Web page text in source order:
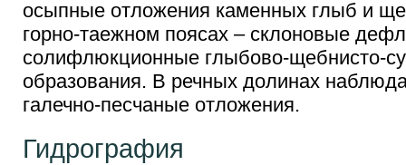
осыпные отложения каменных глыб и
горно-таежном поясах – склоновые
солифлюкционные глыбово-щебнисто-
образования. В речных долинах
галечно-песчаные отложения.
Гидрография